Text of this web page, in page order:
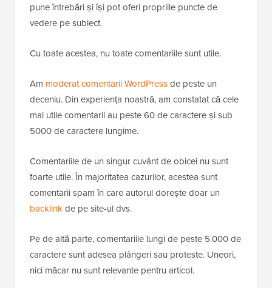
pune întrebări și își pot oferi propriile puncte de
vedere pe subiect.
Cu toate acestea, nu toate comentariile sunt utile.
Am moderat comentarii WordPressde peste un
deceniu. Din experiența noastră, am constatat că cele
mai utile comentarii au peste 60 de caractere și sub
5000 de caractere lungime.
Comentariile de un singur cuvânt de obicei nu sunt
foarte utile. În majoritatea cazurilor, acestea sunt
comentarii spam în care autorul dorește doar un
backlinkde pe site-ul dvs.
Pe de altă parte, comentariile lungi de peste 5.000 de
caractere sunt adesea plângeri sau proteste. Uneori,
nici măcar nu sunt relevante pentru articol.